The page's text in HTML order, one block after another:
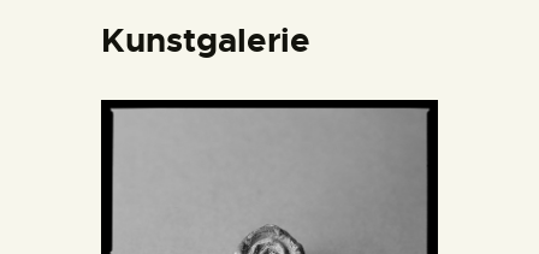
DIENSTLEISTUNGEN
Kunstgalerie